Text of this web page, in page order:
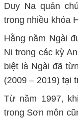
Duy Na quản
trong nhiều khóa
Hằng năm Ngài
Ni trong các kỳ
biệt là Ngài đã
(2009 – 2019) tại
Từ năm 1997,
trong Sơn môn